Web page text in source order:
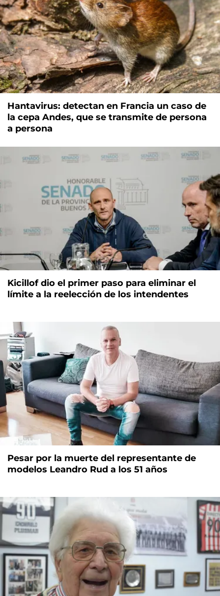
Hantavirus: detectan en Francia un caso de
la cepa Andes, que se transmite de persona
a persona
Kicillof dio el primer paso para eliminar el
límite a la reelección de los intendentes
Pesar por la muerte del representante de
modelos Leandro Rud a los 51 años